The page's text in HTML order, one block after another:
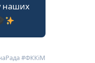
наших
#ФККіМ